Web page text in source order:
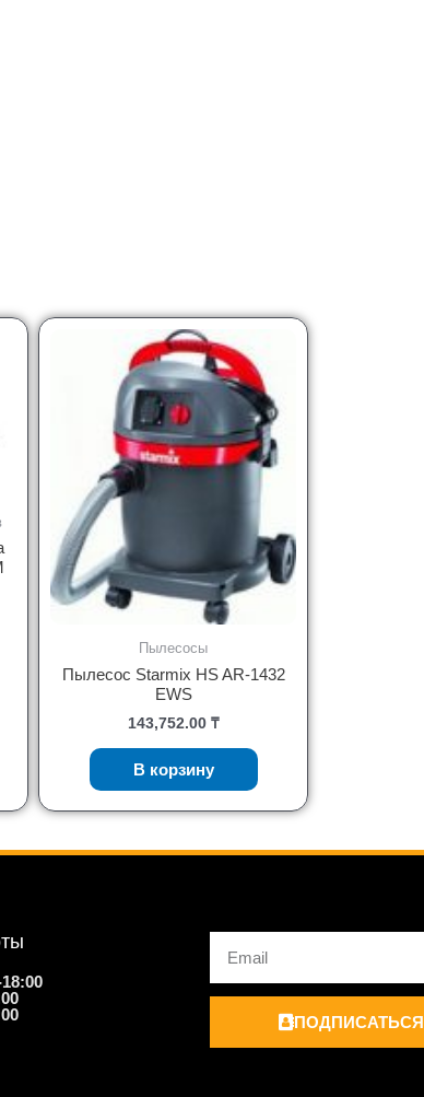
Пылесосы
Пылесос Starmix HS AR-1432
EWS
143,752.00₸
В корзину
ПОДПИСАТЬСЯ